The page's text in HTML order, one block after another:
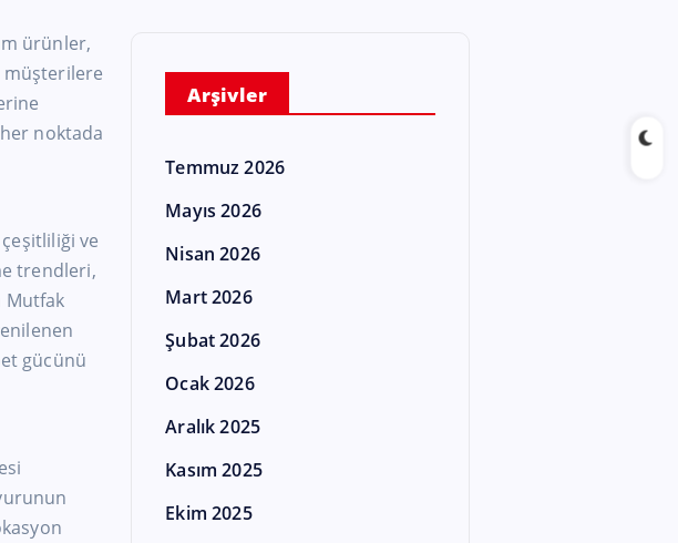
ürünler,
müşterilere
noktada
ve
trendleri,
Mutfak
gücünü
Arşivler
Temmuz 2026
Mayıs 2026
Nisan 2026
Mart 2026
Şubat 2026
Ocak 2026
Aralık 2025
Kasım 2025
Ekim 2025